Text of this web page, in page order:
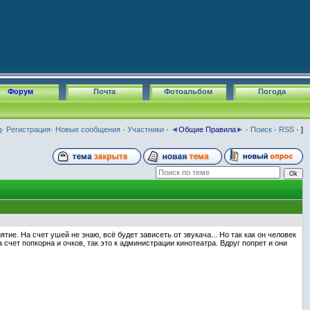
Погода
Фотоальбом
Почта
Форум
· Регистрация· Новые сообщения · Участники · ◄Общие Правила► · Поиск · RSS · ]
На счет ушей не знаю, всё будет зависеть от звукача... Но так как он человек
попкорна и очков, так это к администрации кинотеатра. Вдруг попрет и они